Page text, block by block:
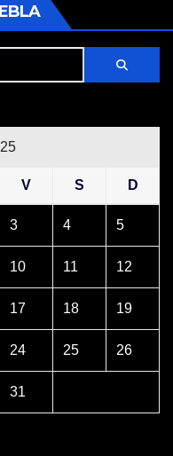
V S D
3 4 5
10 11 12
17 18 19
24 25 26
31